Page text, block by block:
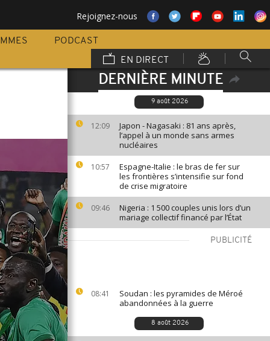
Rejoignez-nous
PODCAST
EN DIRECT
DERNIÈRE MINUTE
9 août 2026
12:09
Japon - Nagasaki : 81 ans après,
l’appel à un monde sans armes
nucléaires
10:57
Espagne-Italie : le bras de fer sur
les frontières s’intensifie sur fond
de crise migratoire
09:46
Nigeria : 1 500 couples unis lors d’un
mariage collectif financé par l’État
PUBLICITÉ
08:41
Soudan : les pyramides de Méroé
abandonnées à la guerre
8 août 2026